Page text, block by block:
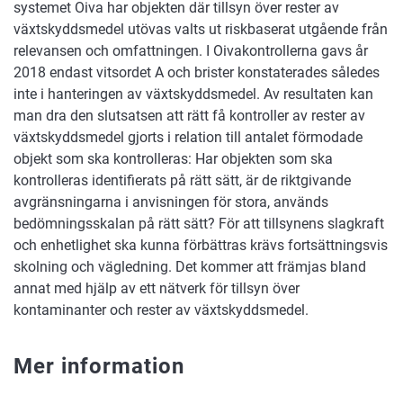
systemet Oiva har objekten där tillsyn över rester av
växtskyddsmedel utövas valts ut riskbaserat utgående från
relevansen och omfattningen. I Oivakontrollerna gavs år
2018 endast vitsordet A och brister konstaterades således
inte i hanteringen av växtskyddsmedel. Av resultaten kan
man dra den slutsatsen att rätt få kontroller av rester av
växtskyddsmedel gjorts i relation till antalet förmodade
objekt som ska kontrolleras: Har objekten som ska
kontrolleras identifierats på rätt sätt, är de riktgivande
avgränsningarna i anvisningen för stora, används
bedömningsskalan på rätt sätt? För att tillsynens slagkraft
och enhetlighet ska kunna förbättras krävs fortsättningsvis
skolning och vägledning. Det kommer att främjas bland
annat med hjälp av ett nätverk för tillsyn över
kontaminanter och rester av växtskyddsmedel.
Mer information